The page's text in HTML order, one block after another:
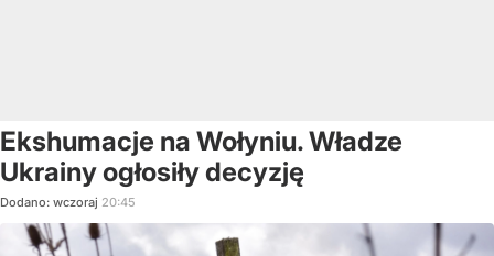
Ekshumacje na Wołyniu. Władze
Ukrainy ogłosiły decyzję
Dodano: wczoraj 20:45